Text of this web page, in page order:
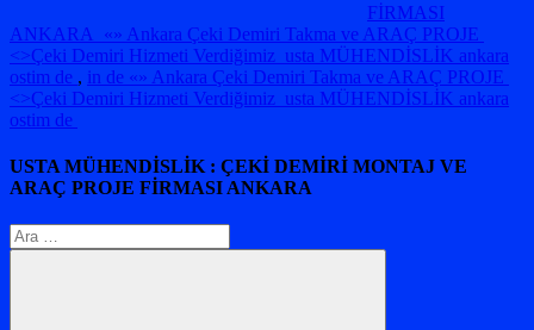
FİRMASI
ANKARA «» Ankara Çeki Demiri Takma ve ARAÇ PROJE
<>Çeki Demiri Hizmeti Verdiğimiz usta MÜHENDİSLİK ankara
ostim de , in de «» Ankara Çeki Demiri Takma ve ARAÇ PROJE
<>Çeki Demiri Hizmeti Verdiğimiz usta MÜHENDİSLİK ankara
ostim de
USTA MÜHENDİSLİK : ÇEKİ DEMİRİ MONTAJ VE
ARAÇ PROJE FİRMASI ANKARA
Arama: